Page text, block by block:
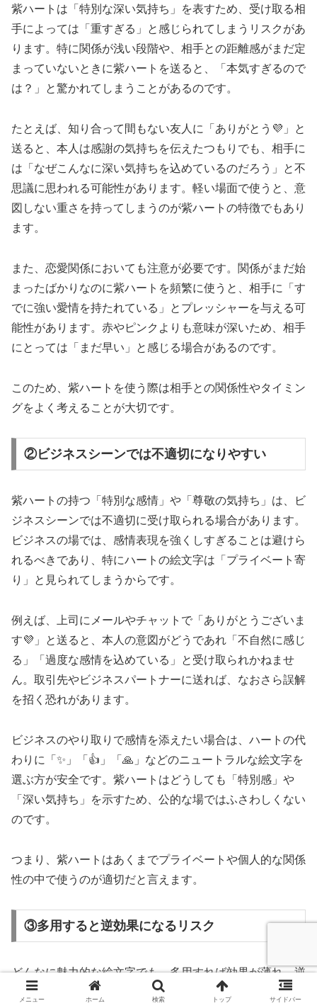
紫ハートは「特別な深い気持ち」を表すため、受け取る相
手によっては「重すぎる」と感じられてしまうリスクがあ
ります。特に関係が浅い段階や、相手との距離感がまだ定
まっていないときに紫ハートを送ると、「本気すぎるので
は？」と驚かれてしまうことがあるのです。
たとえば、知り合って間もない友人に「ありがとう💜」と
送ると、本人は感謝の気持ちを伝えたつもりでも、相手に
は「なぜこんなに深い気持ちを込めているのだろう」と不
思議に思われる可能性があります。軽い場面で使うと、意
図しない重さを持ってしまうのが紫ハートの特徴でもあり
ます。
また、恋愛関係においても注意が必要です。関係がまだ始
まったばかりなのに紫ハートを頻繁に使うと、相手に「す
でに強い愛情を持たれている」とプレッシャーを与える可
能性があります。赤やピンクよりも意味が深いため、相手
にとっては「まだ早い」と感じる場合があるのです。
このため、紫ハートを使う際は相手との関係性やタイミン
グをよく考えることが大切です。
②ビジネスシーンでは不適切になりやすい
紫ハートの持つ「特別な感情」や「尊敬の気持ち」は、ビ
ジネスシーンでは不適切に受け取られる場合があります。
ビジネスの場では、感情表現を強くしすぎることは避けら
れるべきであり、特にハートの絵文字は「プライベート寄
り」と見られてしまうからです。
例えば、上司にメールやチャットで「ありがとうございま
す💜」と送ると、本人の意図がどうであれ「不自然に感じ
る」「過度な感情を込めている」と受け取られかねませ
ん。取引先やビジネスパートナーに送れば、なおさら誤解
を招く恐れがあります。
ビジネスのやり取りで感情を添えたい場合は、ハートの代
わりに「✨」「👍」「🙏」などのニュートラルな絵文字を
選ぶ方が安全です。紫ハートはどうしても「特別感」や
「深い気持ち」を示すため、公的な場ではふさわしくない
のです。
つまり、紫ハートはあくまでプライベートや個人的な関係
性の中で使うのが適切だと言えます。
③多用すると逆効果になるリスク
どんなに魅力的な絵文字でも、多用すれば効果が薄れ、逆
に「うざい」「わざとらしい」と思われてしまうことがあ
メニュー ホーム 検索 トップ サイドバー